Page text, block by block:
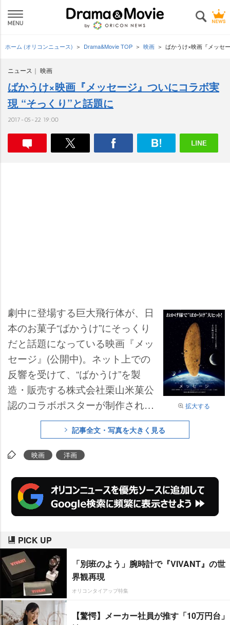
ホーム (オリコンニュース) Drama&Movie TOP 映画 ばかうけ×映画『メッセ
ニュース 映画
ばかうけ×映画『メッセージ』ついにコラボ実
現 “そっくり”と話題に
2017-05-22 19:00
拡大する
劇中に登場する巨大飛行体が、日
本のお菓子“ばかうけ”にそっくり
だと話題になっている映画『メッ
セージ』(公開中)。ネット上での
反響を受けて、“ばかうけ”を製
造・販売する株式会社栗山米菓公
認のコラボポスターが制作され、
同社の栗山敏昭社長も「私の目か
ら見ても“ばかうけ”にしか見え
ず、他人事だとは思えない運命的
る。
記事全文・写真を大きく見る
映画 洋画
PICK UP
「別班のよう」腕時計で『VIVANT』の世
界観再現
オリコンタイアップ特集
【驚愕】メーカー社員が推す「10万円台」